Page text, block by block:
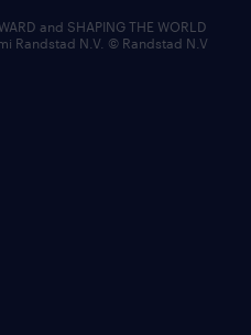
and SHAPING THE WORLD
Randstad N.V. © Randstad N.V